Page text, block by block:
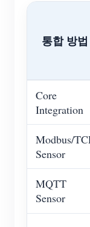
통합 방법
Core
Integration
Modbus/
Sensor
MQTT
Sensor